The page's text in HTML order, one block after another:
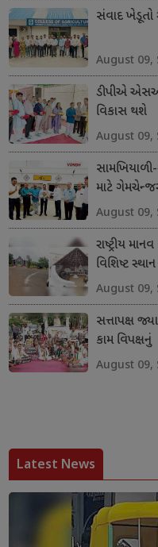
સંવાદ ખેડૂતો
August 09,
ડીપીએ
વિકાસ થશે
August 09,
માટે
August 09,
રાષ્ટ્રીય
વિશિષ્ટ સ્થાન
August 09,
સત્તાપક્ષ
કામ વિપક્ષનું
August 09,
Latest News